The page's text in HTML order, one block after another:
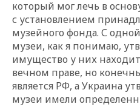
который мог лечь в
с установлением
музейного фонда. С
музеи, как я понимаю,
имущество у них
вечном праве, но
является РФ, а Украина
музеи имели